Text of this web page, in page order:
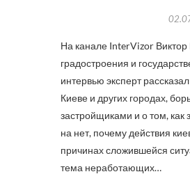
На канале InterVizor Виктор
градостроения и
интервью эксперт
Киеве и других городах,
застройщиками и о том, как
на нет, почему действия
причинах сложившейся
тема неработающих…